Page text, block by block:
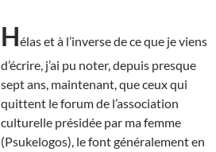
Hélas et à l’inverse de ce que je viens
d’écrire, j’ai pu noter, depuis presque
sept ans, maintenant, que ceux qui
quittent le forum de l’association
culturelle présidée par ma femme
(Psukelogos), le font généralement en